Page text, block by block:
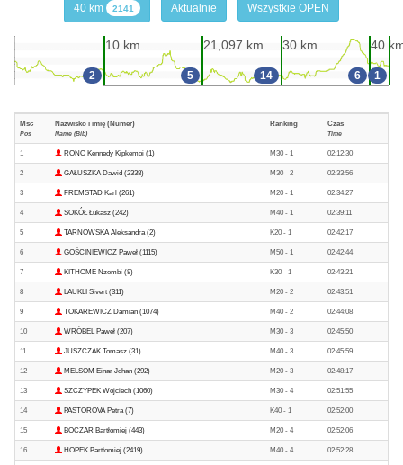
40 km 2141 Aktualnie Wszystkie OPEN
2
10 km
5
21,097 km
14
30 km
6
40
1
Msc
Pos
Nazwisko i imię (Numer)
Name (Bib)
Ranking Czas
Time
1 RONO Kennedy Kipkemoi (1) M30 - 1 02:12:30
2 GAŁUSZKA Dawid (2338) M30 - 2 02:33:56
3 FREMSTAD Karl (261) M20 - 1 02:34:27
4 SOKÓŁ Łukasz (242) M40 - 1 02:39:11
5 TARNOWSKA Aleksandra (2) K20 - 1 02:42:17
6 GOŚCINIEWICZ Paweł (1115) M50 - 1 02:42:44
7 KITHOME Nzembi (8) K30 - 1 02:43:21
8 LAUKLI Sivert (311) M20 - 2 02:43:51
9 TOKAREWICZ Damian (1074) M40 - 2 02:44:08
10 WRÓBEL Paweł (207) M30 - 3 02:45:50
11 JUSZCZAK Tomasz (31) M40 - 3 02:45:59
12 MELSOM Einar Johan (292) M20 - 3 02:48:17
13 SZCZYPEK Wojciech (1060) M30 - 4 02:51:55
14 PASTOROVA Petra (7) K40 - 1 02:52:00
15 BOCZAR Bartłomiej (443) M20 - 4 02:52:06
16 HOPEK Bartłomiej (2419) M40 - 4 02:52:28